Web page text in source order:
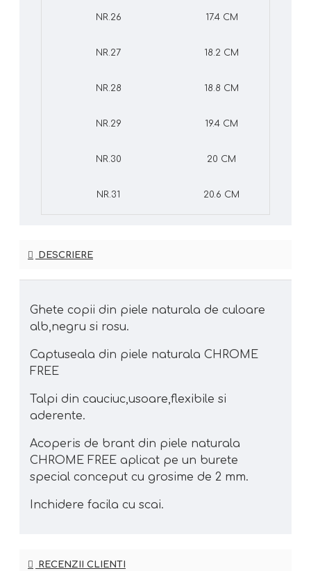
NR.26 17.4 CM
NR.27 18.2 CM
NR.28 18.8 CM
NR.29 19.4 CM
NR.30 20 CM
NR.31 20.6 CM
DESCRIERE
Ghete copii din piele naturala de culoare
alb,negru si rosu.
Captuseala din piele naturala CHROME
FREE
Talpi din cauciuc,usoare,flexibile si
aderente.
Acoperis de brant din piele naturala
CHROME FREE aplicat pe un burete
special conceput cu grosime de 2 mm.
Inchidere facila cu scai.
RECENZII CLIENTI